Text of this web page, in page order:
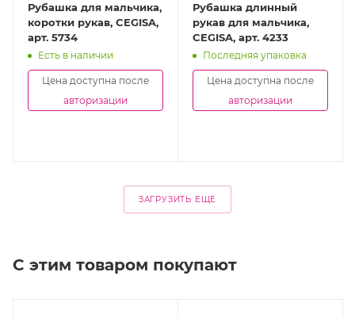
Рубашка для мальчика,
коротки рукав, CEGISA,
арт. 5734
Есть в наличии
Цена доступна после
авторизации
Рубашка длинный
рукав для мальчика,
CEGISA, арт. 4233
Последняя упаковка
Цена доступна после
авторизации
ЗАГРУЗИТЬ ЕЩЕ
С этим товаром покупают